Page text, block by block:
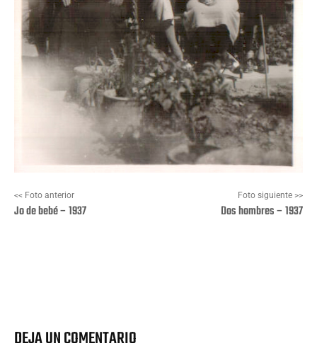
<< Foto anterior
Jo de bebé – 1937
Foto siguiente >>
Dos hombres – 1937
DEJA UN COMENTARIO